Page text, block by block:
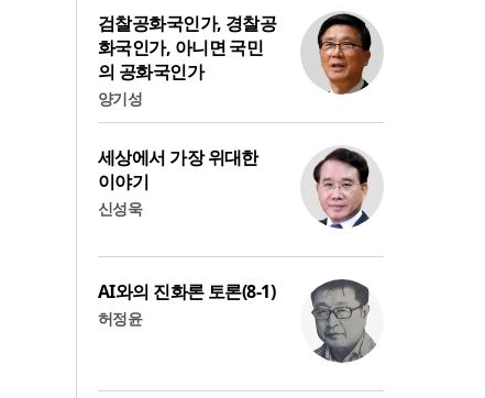
검찰공화국인가, 경찰공
화국인가, 아니면 국민
의 공화국인가
양기성
세상에서 가장 위대한
이야기
신성욱
AI와의 진화론 토론(8-1)
허정윤